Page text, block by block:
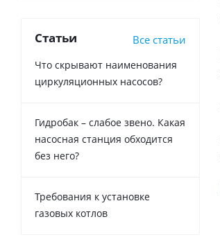
Статьи Все статьи
Что скрывают наименования
циркуляционных насосов?
Гидробак – слабое звено. Какая
насосная станция обходится
без него?
Требования к установке
газовых котлов